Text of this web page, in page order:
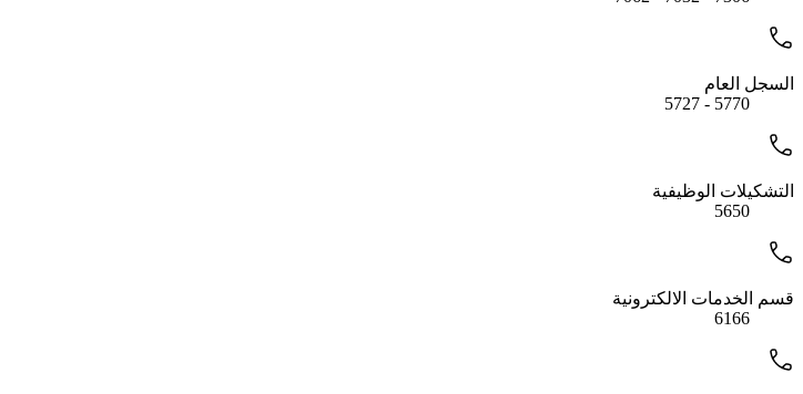
السجل العام
5770 - 5727
التشكيلات الوظيفية
5650
قسم الخدمات الالكترونية
6166